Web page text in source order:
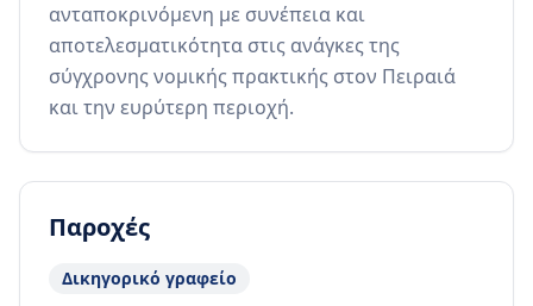
ανταποκρινόμενη με συνέπεια και
αποτελεσματικότητα στις ανάγκες της
σύγχρονης νομικής πρακτικής στον Πειραιά
και την ευρύτερη περιοχή.
Παροχές
Δικηγορικό γραφείο